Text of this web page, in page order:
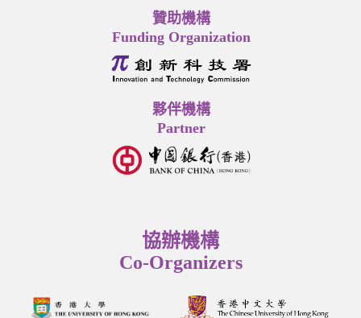
贊助機構
Funding Organization
夥伴機構
Partner
協辦機構
Co-Organizers